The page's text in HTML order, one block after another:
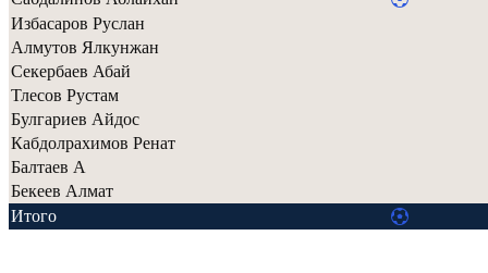
Избасаров Руслан
Алмутов Ялкунжан
Секербаев Абай
Тлесов Рустам
Булгариев Айдос
Кабдолрахимов Ренат
Балтаев А
Бекеев Алмат
Итого